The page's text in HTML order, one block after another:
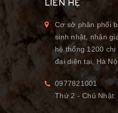
Cơ sở phân phối
sinh nhật, nhận
hệ thống 1200 chi
đại diện tại, Hà
0977821001
Thứ 2 - Chủ